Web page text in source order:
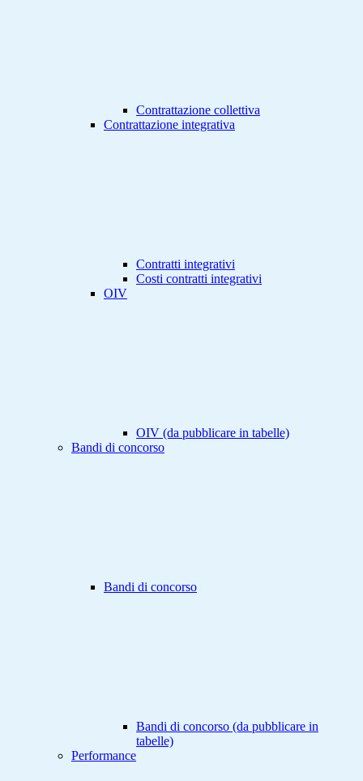
Contrattazione collettiva
Contrattazione integrativa
Contratti integrativi
Costi contratti integrativi
OIV
OIV (da pubblicare in tabelle)
Bandi di concorso
Bandi di concorso
Bandi di concorso (da pubblicare in
tabelle)
Performance